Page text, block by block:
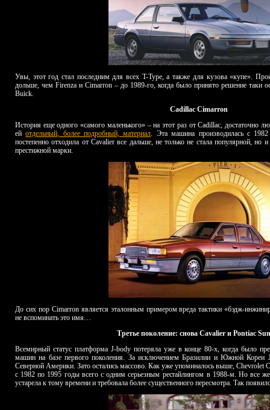
Увы, этот год стал последним для всех T-Type, а также для кузова «купе».
дольше, чем Firenza и Cimarron – до 1989-го, когда было принято решение таки
Buick.
Cadillac Cimarron
История еще одного «самого маленького» – на этот раз от Cadillac, достаточно
ейотдельный, более подробный, материал. Эта машина производилась с
постепенно отходила от Cavalier все дальше, не только не стала популярной, но
престижной марки.
До сих пор Cimarron является эталонным примером вреда тактики «бэдж-
не вспоминать это имя…
Третье поколение: снова Cavalier и Pontiac
Всемирный статус платформа J-body потеряла уже в конце 80-х, когда было
машин на базе первого поколения. За исключением Бразилии и Южной Кореи
Северной Америки. Зато остались массово. Как уже упоминалось выше, Chevrolet
с 1982 по 1995 годы всего с одним серьезным рестайлингом в 1988-м. Но все
устарела к тому времени и требовала более существенного пересмотра. Так